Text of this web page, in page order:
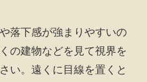
落下感が強まりやすいの
の建物などを見て視界を
い。遠くに目線を置くと